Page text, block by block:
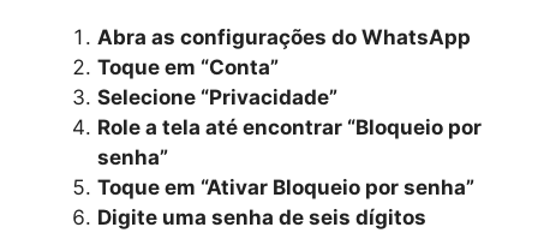
Abra as configurações do WhatsApp
Toque em “Conta”
Selecione “Privacidade”
Role a tela até encontrar “Bloqueio por
senha”
Toque em “Ativar Bloqueio por senha”
Digite uma senha de seis dígitos